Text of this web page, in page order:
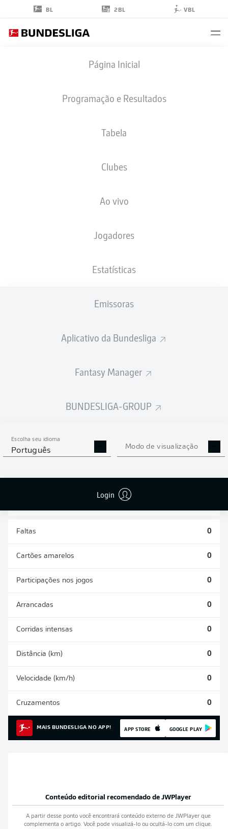
BL 2BL VBL
Página Inicial
Programação e Resultados
Tabela
Clubes
Ao vivo
Jogadores
Estatísticas
Emissoras
Aplicativo da Bundesliga
Fantasy Manager
BUNDESLIGA-GROUP
Escolha seu idioma
Português Modo de visualização
Login
ESTATÍSTICAS DA
TEMPORADA 2026/2027
Faltas 0
Cartões amarelos 0
Participações nos jogos 0
Arrancadas 0
Corridas intensas 0
Distância (km) 0
Velocidade (km/h) 0
Cruzamentos 0
MAIS BUNDESLIGA NO APP! APP STORE GOOGLE PLAY
Conteúdo editorial recomendado de JWPlayer
A partir desse ponto você encontrará conteúdo externo de JWPlayerque
complementa o artigo. Você pode visualizá-lo ou ocultá-lo com um clique.